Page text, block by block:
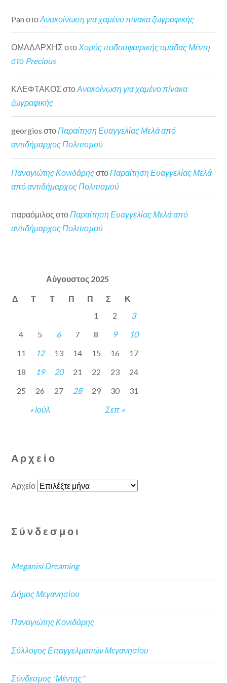
Pan στοΑνακοίνωση για χαμένο πίνακα ζωγραφικής
ΟΜΑΔΑΡΧΗΣ στοΧορός ποδοσφαιρικής ομάδας Μέντη
στο Precious
ΚΛΕΦΤΑΚΟΣ στοΑνακοίνωση για χαμένο πίνακα
ζωγραφικής
georgios στοΠαραίτηση Ευαγγελίας Μελά από
αντιδήμαρχος Πολιτισμού
Παναγιώτης Κονιδάρηςστο Παραίτηση Ευαγγελίας Μελά
από αντιδήμαρχος Πολιτισμού
παραόμιλος στο Παραίτηση Ευαγγελίας Μελά από
αντιδήμαρχος Πολιτισμού
Αύγουστος 2025
Δ Τ Τ Π Π Σ Κ
« Ιούλ Σεπ »
1 2
3
4
5 6 7 8 9
10
11
12 13 14 15 16
17
18
19 20 21 22 23
24
25
26 27 28 29 30 31
Αρχείο
Αρχείο
Σύνδεσμοι
Meganisi Dreaming
Δήμος Μεγανησίου
Παναγιώτης Κονιδάρης
Σύλλογος Επαγγελματιών Μεγανησίου
Σύνδεσμος "Μέντης"